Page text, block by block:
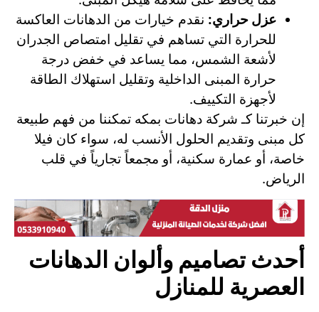
عزل حراري: نقدم خيارات من الدهانات العاكسة
للحرارة التي تساهم في تقليل امتصاص الجدران
لأشعة الشمس، مما يساعد في خفض درجة
حرارة المبنى الداخلية وتقليل استهلاك الطاقة
لأجهزة التكييف.
إن خبرتنا كـ شركة دهانات بمكه تمكننا من فهم طبيعة
كل مبنى وتقديم الحلول الأنسب له، سواء كان فيلا
خاصة، أو عمارة سكنية، أو مجمعاً تجارياً في قلب
الرياض.
أحدث تصاميم وألوان الدهانات
العصرية للمنازل